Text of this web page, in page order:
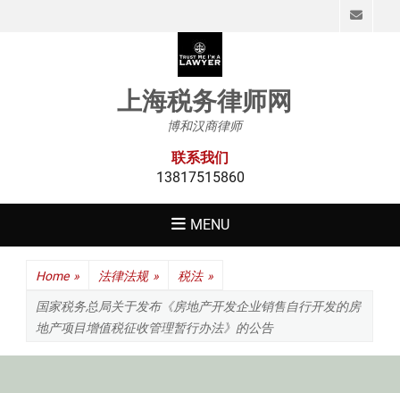
上海税务律师网
博和汉商律师
联系我们
13817515860
MENU
Home » 法律法规 » 税法 »
国家税务总局关于发布《房地产开发企业销售自行开发的房
地产项目增值税征收管理暂行办法》的公告